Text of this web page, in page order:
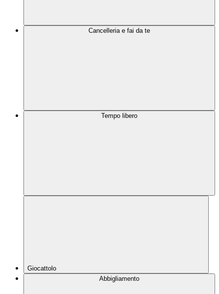
Cancelleria e fai da te
Tempo libero
Giocattolo
Abbigliamento